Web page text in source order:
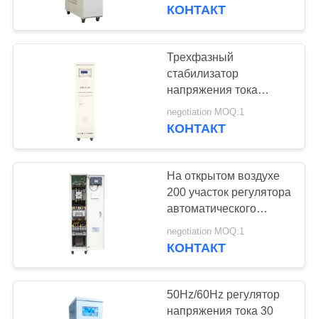
КАЧЕСТВА
СВЯЖИТЕСЬ
ЦИТАТУ
COMPANY
Контролируемый
сервоприводом
стабилизатор
напряжения тока
Трехфазный
регулятор
напряжения тока
стабилизация
КОНТАКТ
Трехфазный
стабилизатор
напряжения тока
200KVA на регулятор
380VAC±20% 50Hz
negotiation MOQ:1
КОНТАКТ
На открытом воздухе
200 участок регулятора
автоматического
напряжения тока 3
KVA с мотором
negotiation MOQ:1
КОНТАКТ
50Hz/60Hz регулятор
напряжения тока 30